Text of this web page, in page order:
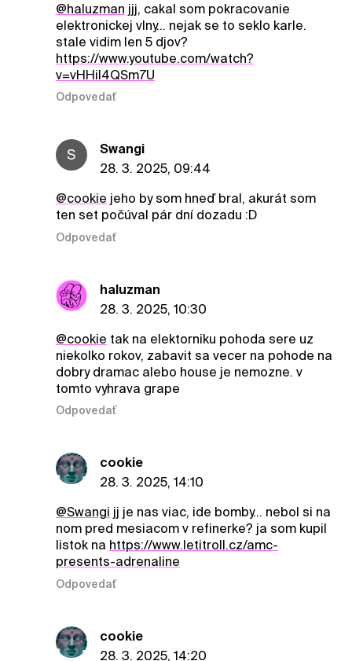
@haluzman jjj, cakal som pokracovanie
elektronickej vlny... nejak se to seklo karle.
stale vidim len 5 djov?
https://www.youtube.com/watch?
v=vHHiI4QSm7U
Odpovedať
S
Swangi
28. 3. 2025, 09:44
@cookie jeho by som hneď bral, akurát som
ten set počúval pár dní dozadu :D
Odpovedať
haluzman
28. 3. 2025, 10:30
@cookie tak na elektorniku pohoda sere uz
niekolko rokov, zabavit sa vecer na pohode na
dobry dramac alebo house je nemozne. v
tomto vyhrava grape
Odpovedať
cookie
28. 3. 2025, 14:10
@Swangi jj je nas viac, ide bomby… nebol si na
nom pred mesiacom v refinerke? ja som kupil
listok na https://www.letitroll.cz/amc-
presents-adrenaline
Odpovedať
cookie
28. 3. 2025, 14:20